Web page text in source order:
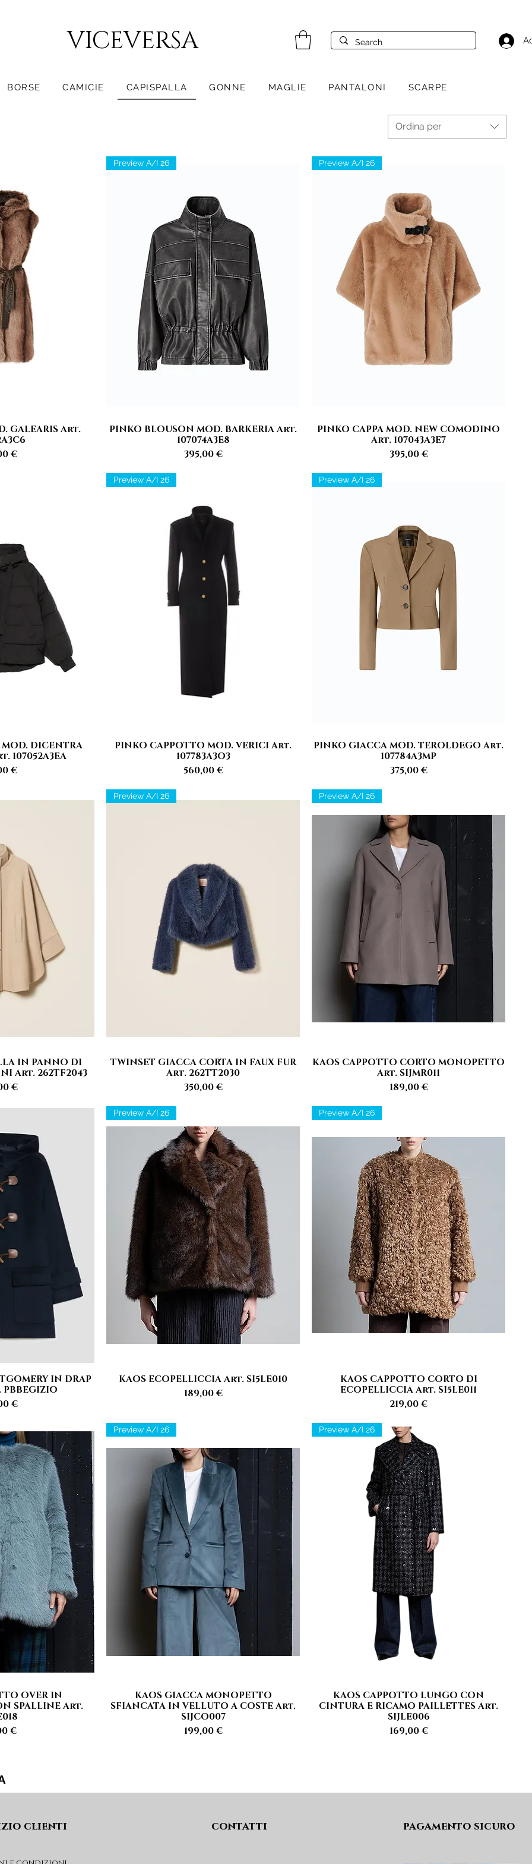
VICEVERSA
BORSE CAMICIE CAPISPALLA GONNE MAGLIE PANTALONI SCARPE
Ordina per
GALEARIS Art.
€
Vista rapida
Preview A/I 26
PINKO BLOUSON MOD. BARKERIA Art.
107074A3E8
Prezzo
395,00 €
Vista rapida
Preview A/I 26
PINKO CAPPA MOD. NEW COMODINO
Art. 107043A3E7
Prezzo
395,00 €
DICENTRA
107052A3EA
€
Vista rapida
Preview A/I 26
PINKO CAPPOTTO MOD. VERICI Art.
107783A3O3
Prezzo
560,00 €
Vista rapida
Preview A/I 26
PINKO GIACCA MOD. TEROLDEGO Art.
107784A3MP
Prezzo
375,00 €
IN PANNO DI
Art. 262TF2043
€
Vista rapida
Preview A/I 26
TWINSET GIACCA CORTA IN FAUX FUR
Art. 262TT2030
Prezzo
350,00 €
Vista rapida
Preview A/I 26
KAOS CAPPOTTO CORTO MONOPETTO
Art. SIJMR011
Prezzo
189,00 €
IN DRAP
€
Vista rapida
Preview A/I 26
KAOS ECOPELLICCIA Art. SI5LE010
Prezzo
189,00 €
Vista rapida
Preview A/I 26
KAOS CAPPOTTO CORTO DI
ECOPELLICCIA Art. SI5LE011
Prezzo
219,00 €
OVER IN
SPALLINE Art.
€
Vista rapida
Preview A/I 26
KAOS GIACCA MONOPETTO
SFIANCATA IN VELLUTO A COSTE Art.
SIJCO007
Prezzo
199,00 €
Vista rapida
Preview A/I 26
KAOS CAPPOTTO LUNGO CON
CINTURA E RICAMO PAILLETTES Art.
SIJLE006
Prezzo
169,00 €
clienti contatti pagamento sicuro